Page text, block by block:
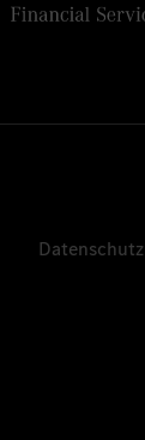
Datenschutz